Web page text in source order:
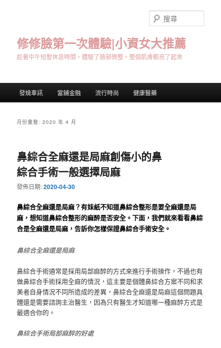
修修臉第一次體驗|小資女大推薦
趁著中午短暫休息時間，體驗了臉部微整，整個肌膚都亮了起來
尋
發燒車訊 當鋪金融 流行時尚 健康醫藥
月份彙整:2020 年 4 月
鼻綜合全麻還是局麻創傷小的鼻
綜合手術一般選擇局麻
發佈日期:2020-04-30
鼻綜合全麻還是局麻？有妹紙不知道鼻綜合整形是要全麻還是局
麻，想知道鼻綜合整形的麻醉是否安全。下面，我們就來看看鼻綜
合是全麻還是局麻，告訴你怎樣保證鼻綜合手術安全。
鼻綜合全麻還是局麻
鼻綜合手術通常是採用局部麻醉的方式來進行手術操作，不過也有
做鼻綜合手術採用全麻的情況，這主要是個體鼻綜合方案不同和求
美者自身情況不同所造成的差異，鼻綜合全麻還是局麻這個問題具
體還是需要諮詢主治醫生，因為只有醫生才知道哪一種麻醉方式是
最適合你的。
鼻綜合手術局部麻醉的好處